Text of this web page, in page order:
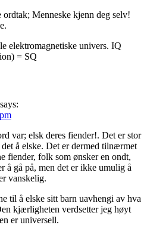
Menneske kjenn deg selv!
elektromagnetiske univers. IQ
= SQ
says:
var; elsk deres fiender!. Det er stor
å elske. Det er dermed tilnærmet
fiender, folk som ønsker en ondt,
å gå på, men det er ikke umulig å
vanskelig.
til å elske sitt barn uavhengi av hva
kjærligheten verdsetter jeg høyt
er universell.